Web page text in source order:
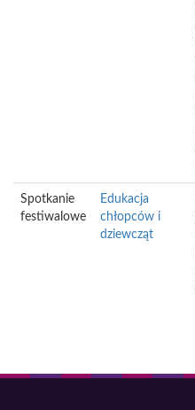
Spotkanie
festiwalowe
Edukacja
chłopców i
dziewcząt